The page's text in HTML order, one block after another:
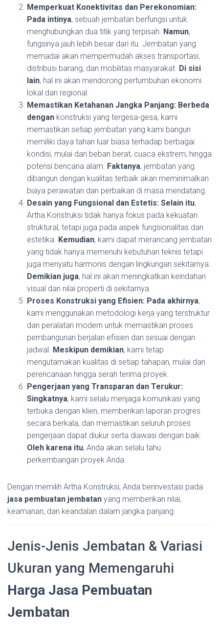
Memperkuat Konektivitas dan Perekonomian:
Pada intinya, sebuah jembatan berfungsi untuk
menghubungkan dua titik yang terpisah. Namun,
fungsinya jauh lebih besar dari itu. Jembatan yang
memadai akan mempermudah akses transportasi,
distribusi barang, dan mobilitas masyarakat. Di sisi
lain, hal ini akan mendorong pertumbuhan ekonomi
lokal dan regional.
Memastikan Ketahanan Jangka Panjang: Berbeda
dengan konstruksi yang tergesa-gesa, kami
memastikan setiap jembatan yang kami bangun
memiliki daya tahan luar biasa terhadap berbagai
kondisi, mulai dari beban berat, cuaca ekstrem, hingga
potensi bencana alam. Faktanya, jembatan yang
dibangun dengan kualitas terbaik akan meminimalkan
biaya perawatan dan perbaikan di masa mendatang.
Desain yang Fungsional dan Estetis: Selain itu,
Artha Konstruksi tidak hanya fokus pada kekuatan
struktural, tetapi juga pada aspek fungsionalitas dan
estetika. Kemudian, kami dapat merancang jembatan
yang tidak hanya memenuhi kebutuhan teknis tetapi
juga menyatu harmonis dengan lingkungan sekitarnya.
Demikian juga, hal ini akan meningkatkan keindahan
visual dan nilai properti di sekitarnya.
Proses Konstruksi yang Efisien: Pada akhirnya,
kami menggunakan metodologi kerja yang terstruktur
dan peralatan modern untuk memastikan proses
pembangunan berjalan efisien dan sesuai dengan
jadwal. Meskipun demikian, kami tetap
mengutamakan kualitas di setiap tahapan, mulai dari
perencanaan hingga serah terima proyek.
Pengerjaan yang Transparan dan Terukur:
Singkatnya, kami selalu menjaga komunikasi yang
terbuka dengan klien, memberikan laporan progres
secara berkala, dan memastikan seluruh proses
pengerjaan dapat diukur serta diawasi dengan baik.
Oleh karena itu, Anda akan selalu tahu
perkembangan proyek Anda.
Dengan memilih Artha Konstruksi, Anda berinvestasi pada
jasa pembuatan jembatan yang memberikan nilai,
keamanan, dan keandalan dalam jangka panjang.
Jenis-Jenis Jembatan & Variasi
Ukuran yang Memengaruhi
Harga Jasa Pembuatan
Jembatan